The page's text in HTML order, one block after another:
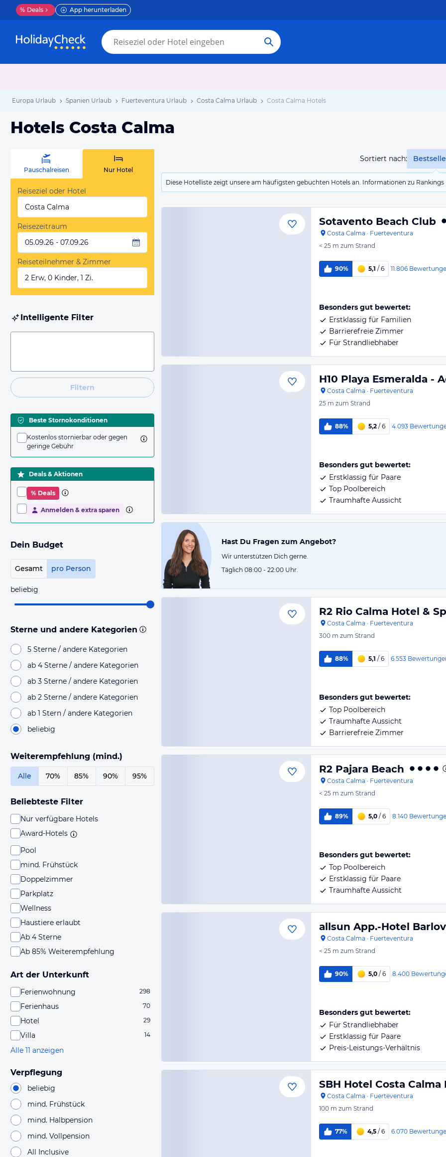
% Deals App herunterladen
Europa Urlaub Spanien Urlaub Fuerteventura Urlaub Costa Calma Urlaub Costa Calma Hotels
Hotels Costa Calma
Sortiert nach:
Diese Hotelliste zeigt unsere am häufigsten gebuchten Hotels an. Informationen zu
Pauschalreisen Nur Hotel
Reiseziel oder Hotel
Costa Calma
Reisezeitraum
05.09.26 - 07.09.26
Reiseteilnehmer & Zimmer
2 Erw, 0 Kinder, 1 Zi.
Intelligente Filter
Filtern
Beste Stornokonditionen
Kostenlos stornierbar oder gegen
geringe Gebühr
Deals & Aktionen
% Deals
Anmelden & extra sparen
Dein Budget
Gesamt pro Person
beliebig
Sterne und andere Kategorien
5 Sterne / andere Kategorien
ab 4 Sterne / andere Kategorien
ab 3 Sterne / andere Kategorien
ab 2 Sterne / andere Kategorien
ab 1 Stern / andere Kategorien
beliebig
Weiterempfehlung (mind.)
Alle 70% 85% 90% 95%
Beliebteste Filter
Nur verfügbare Hotels
Award-Hotels
Pool
mind. Frühstück
Doppelzimmer
Parkplatz
Wellness
Haustiere erlaubt
Ab 4 Sterne
Ab 85% Weiterempfehlung
Art der Unterkunft
Ferienwohnung 298
Ferienhaus 70
Hotel 29
Villa 14
Alle 11 anzeigen
Verpflegung
beliebig
mind. Frühstück
mind. Halbpension
mind. Vollpension
All Inclusive
Sotavento Beach Club
Costa Calma · Fuerteventura
< 25 m zum Strand
90% 5,1 / 6 11.806
Besonders gut bewertet:
Erstklassig für Familien
Barrierefreie Zimmer
Für Strandliebhaber
H10 Playa Esmeralda -
Costa Calma · Fuerteventura
25 m zum Strand
88% 5,2 / 6 4.093
Besonders gut bewertet:
Erstklassig für Paare
Top Poolbereich
Traumhafte Aussicht
Hast Du Fragen zum Angebot?
Wir unterstützen Dich gerne.
Täglich 08:00 - 22:00 Uhr.
R2 Rio Calma Hotel &
Costa Calma · Fuerteventura
300 m zum Strand
88% 5,1 / 6 6.553
Besonders gut bewertet:
Top Poolbereich
Traumhafte Aussicht
Barrierefreie Zimmer
R2 Pajara Beach
Costa Calma · Fuerteventura
< 25 m zum Strand
89% 5,0 / 6 8.140
Besonders gut bewertet:
Top Poolbereich
Erstklassig für Paare
Traumhafte Aussicht
allsun App.-Hotel
Costa Calma · Fuerteventura
< 25 m zum Strand
90% 5,0 / 6 8.400
Besonders gut bewertet:
Für Strandliebhaber
Erstklassig für Paare
Preis-Leistungs-Verhältnis
SBH Hotel Costa Calma
Costa Calma · Fuerteventura
100 m zum Strand
77% 4,5 / 6 6.070